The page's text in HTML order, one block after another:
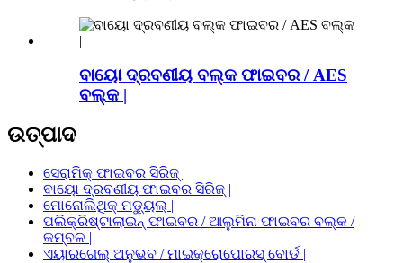
ବାୟୋ ଦ୍ରବଣୀୟ ବଲ୍କ ଫାଇବର / AES
ବଲ୍କ |
ଉତ୍ପାଦ
ସେରାମିକ୍ ଫାଇବର ସିରିଜ୍ |
ବାୟୋ ଦ୍ରବଣୀୟ ଫାଇବର ସିରିଜ୍ |
ମୋନୋଲିଥିକ୍ ମଡ୍ୟୁଲ୍ |
ପଲିକ୍ରିଷ୍ଟାଲାଇନ୍ ଫାଇବର / ଆଲୁମିନା ଫାଇବର ବଲ୍କ /
କମ୍ବଳ |
ଏୟାରଗେଲ୍ ଅନୁଭବ / ମାଇକ୍ରୋପୋରସ୍ ବୋର୍ଡ |